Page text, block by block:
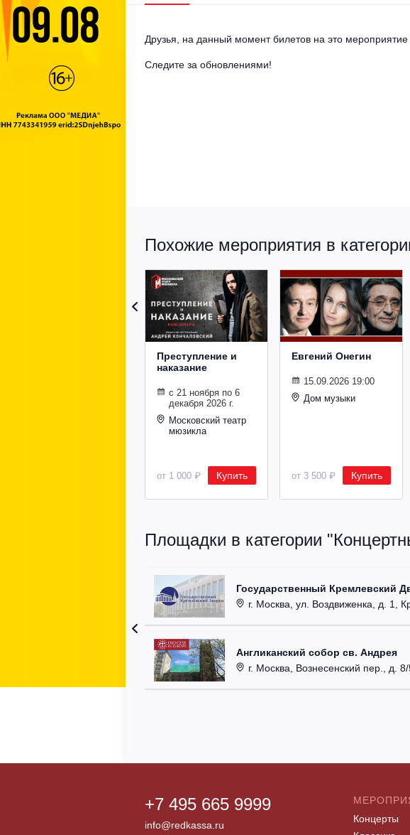
Друзья, на данный момент билетов на это
Следите за обновлениями!
Похожие мероприятия в
Преступление и
наказание
с 21 ноября по 6
декабря 2026 г.
Московский театр
мюзикла
от 1 000 ₽ Купить
Евгений Онегин
15.09.2026 19:00
Дом музыки
от 3 500 ₽ Купить
Площадки в категории
Государственный Кремлевский
г. Москва, ул. Воздвиженка, д. 1,
Англиканский собор св. Андрея
г. Москва, Вознесенский пер., д. 8/
+7 495 665 9999
info@redkassa.ru
Концерты